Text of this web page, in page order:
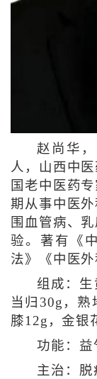
赵尚华
人，山西中
国老中医药
期从事中医
围血管病、
验。著有《
法》《中医
组成：生
当归30g，熟
膝12g，金银
功能：益
主治：